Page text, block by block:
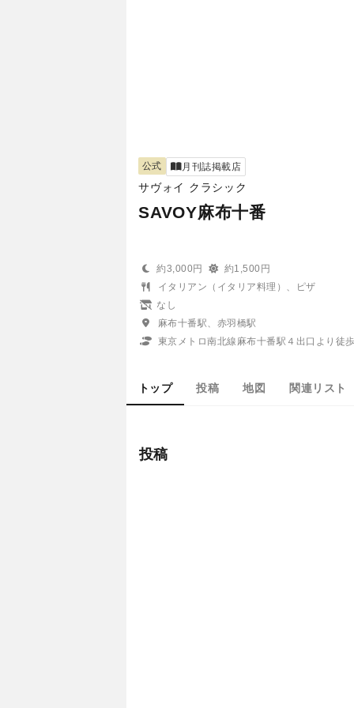
公式 月刊誌掲載店
サヴォイ クラシック
SAVOY麻布十番
約3,000円
約1,500円
イタリアン（イタリア料理）、ピザ
なし
麻布十番駅、赤羽橋駅
東京メトロ南北線麻布十番駅４出口より徒
トップ 投稿 地図 関連リスト
投稿